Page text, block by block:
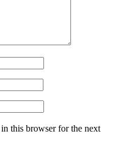
this browser for the next